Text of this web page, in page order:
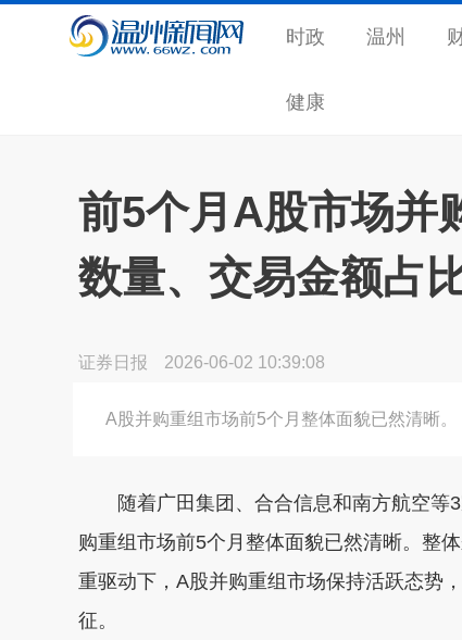
时政 温州
健康
前5个月A股市场并
数量、交易金额占
证券日报 2026-06-02 10:39:08
A股并购重组市场前5个月整体面貌已然清晰。
随着广田集团、合合信息和南方航空等3
购重组市场前5个月整体面貌已然清晰。整
重驱动下，A股并购重组市场保持活跃态势
征。